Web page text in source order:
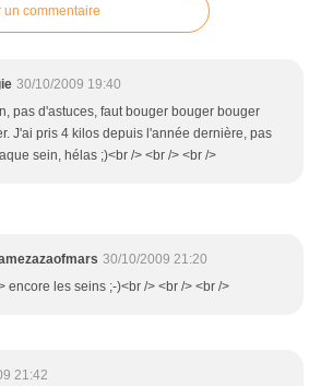
un commentaire
30/10/2009 19:40
pas d'astuces, faut bouger bouger bouger
J'ai pris 4 kilos depuis l'année dernière, pas
sein, hélas ;)<br /> <br /> <br />
30/10/2009 21:20
encore les seins ;-)<br /> <br /> <br />
21:42